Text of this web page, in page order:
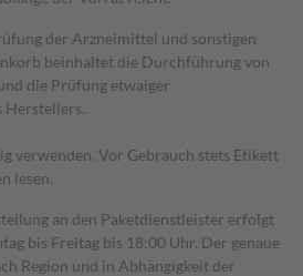
der Arzneimittel und sonstigen
beinhaltet die Durchführung von
die Prüfung etwaiger
Herstellers.
verwenden. Vor Gebrauch stets Etikett
lesen.
an den Paketdienstleister erfolgt
bis Freitag bis 18:00 Uhr. Der genaue
Region und in Abhängigkeit der